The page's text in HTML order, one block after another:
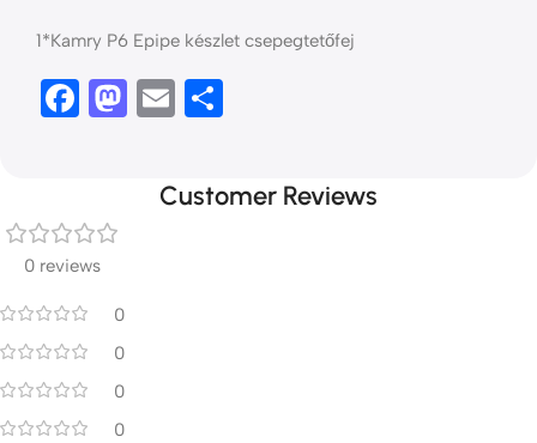
1*Kamry P6 Epipe készlet csepegtetőfej
Facebook
Mastodon
Email
Customer Reviews
0 reviews
0
0
0
0